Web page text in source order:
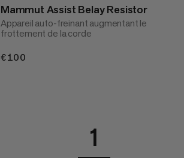
Mammut Assist Belay Resistor
Appareil auto-freinant augmentant le
frottement de la corde
€100
1